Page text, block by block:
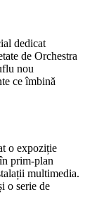
dedicat
de Orchestra
nou
ce îmbină
o expoziție
prim-plan
multimedia.
o serie de